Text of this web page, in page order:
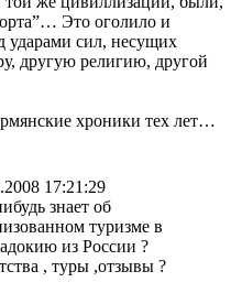
Это оголило и
ударами сил, несущих
другую религию, другой
хроники тех лет…
17:21:29
знает об
туризме в
из России ?
, туры ,отзывы ?